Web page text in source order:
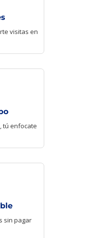
visitas en
tú enfocate
sin pagar